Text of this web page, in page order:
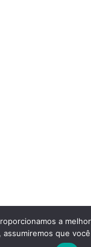
a
assumiremos que